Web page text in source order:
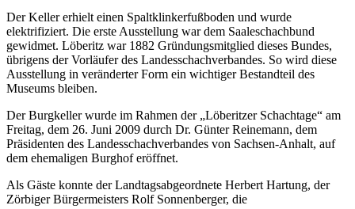
Der Keller erhielt einen Spaltklinkerfußboden und wurde
elektrifiziert. Die erste Ausstellung war dem Saaleschachbund
gewidmet. Löberitz war 1882 Gründungsmitglied dieses Bundes,
übrigens der Vorläufer des Landesschachverbandes. So wird diese
Ausstellung in veränderter Form ein wichtiger Bestandteil des
Museums bleiben.
Der Burgkeller wurde im Rahmen der „Löberitzer Schachtage“ am
Freitag, dem 26. Juni 2009 durch Dr. Günter Reinemann, dem
Präsidenten des Landesschachverbandes von Sachsen-Anhalt, auf
dem ehemaligen Burghof eröffnet.
Als Gäste konnte der Landtagsabgeordnete Herbert Hartung, der
Zörbiger Bürgermeisters Rolf Sonnenberger, die